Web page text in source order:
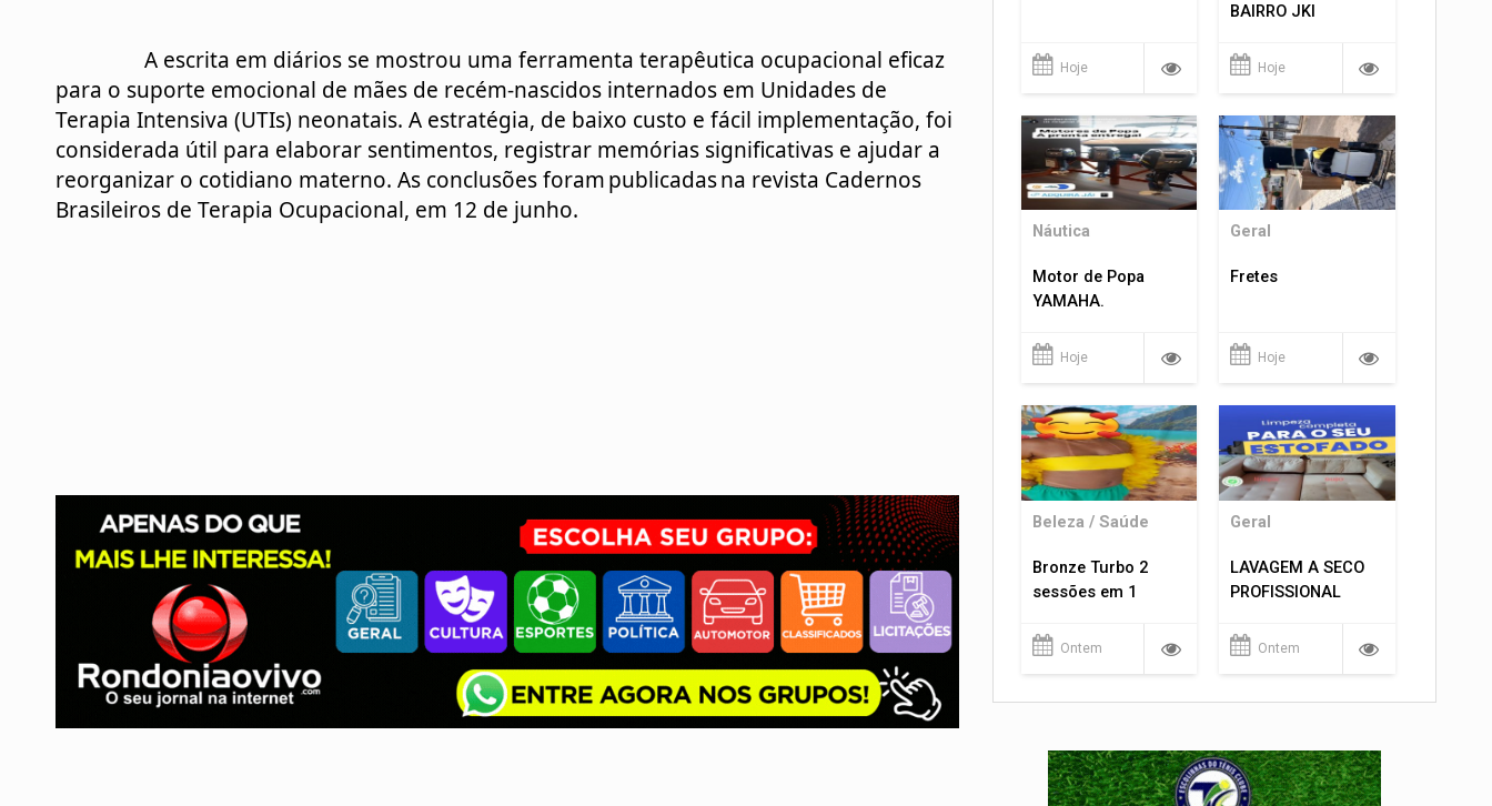
para o suporte emocional de mães de recém-nascidos internados em Unidades de
Terapia Intensiva (UTIs) neonatais. A estratégia, de baixo custo e fácil implementação, foi
considerada útil para elaborar sentimentos, registrar memórias significativas e ajudar a
reorganizar o cotidiano materno. As conclusões foram publicadas na revista Cadernos
Brasileiros de Terapia Ocupacional, em 12 de junho.
Hoje
BAIRRO JKI
Hoje
Náutica
Motor de Popa
YAMAHA.
Hoje
Geral
Fretes
Hoje
Beleza / Saúde
Bronze Turbo 2
sessões em 1
Ontem
Geral
LAVAGEM A SECO
PROFISSIONAL
Ontem